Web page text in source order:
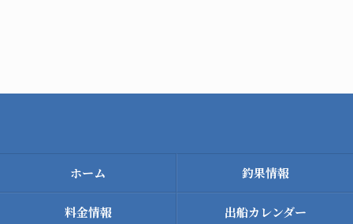
ホーム 釣果情報
料金情報 出船カレンダー